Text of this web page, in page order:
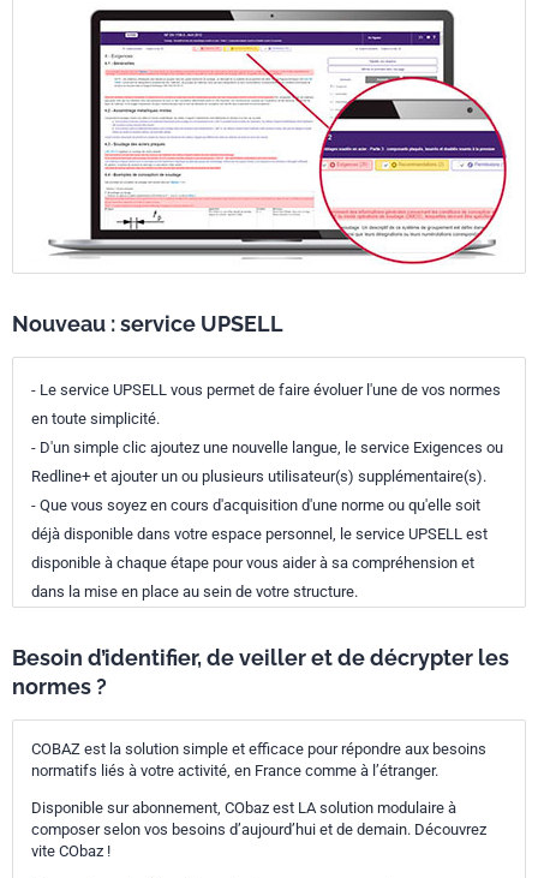
Nouveau : service UPSELL
- Le service UPSELL vous permet de faire évoluer l'une de vos normes
en toute simplicité.
- D'un simple clic ajoutez une nouvelle langue, le service Exigences ou
Redline+ et ajouter un ou plusieurs utilisateur(s) supplémentaire(s).
- Que vous soyez en cours d'acquisition d'une norme ou qu'elle soit
déjà disponible dans votre espace personnel, le service UPSELL est
disponible à chaque étape pour vous aider à sa compréhension et
dans la mise en place au sein de votre structure.
Besoin d’identifier, de veiller et de décrypter les
normes ?
COBAZ est la solution simple et efficace pour répondre aux besoins
normatifs liés à votre activité, en France comme à l’étranger.
Disponible sur abonnement, CObaz est LA solution modulaire à
composer selon vos besoins d’aujourd’hui et de demain. Découvrez
vite CObaz !